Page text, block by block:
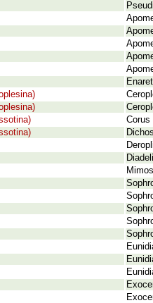
Corus